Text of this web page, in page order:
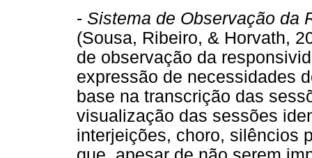
- Sistema de Observação da
(Sousa, Ribeiro, & Horvath,
de observação da
expressão de necessidades
base na transcrição das
visualização das sessões
interjeições, choro, silêncios